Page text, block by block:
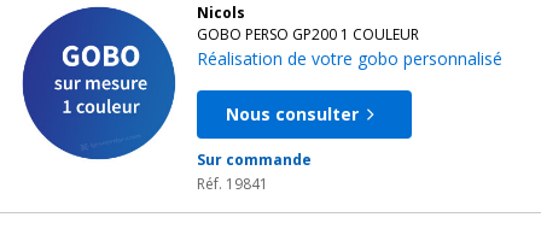
Nicols
GOBO PERSO GP200 1 COULEUR
Réalisation de votre gobo personnalisé
Nous consulter
Sur commande
Réf. 19841